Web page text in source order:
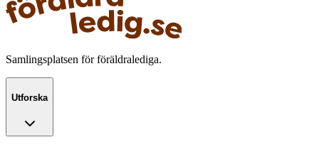
Samlingsplatsen för föräldralediga.
Utforska